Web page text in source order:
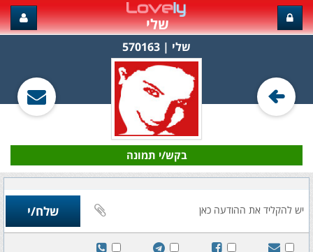
שלי
שלי‏ | 570163
בקש/י תמונה